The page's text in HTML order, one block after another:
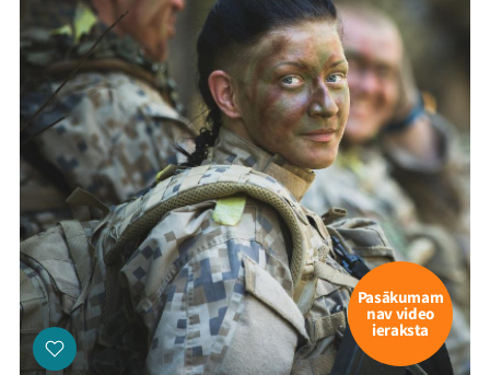
Pasākumam
nav video
ieraksta